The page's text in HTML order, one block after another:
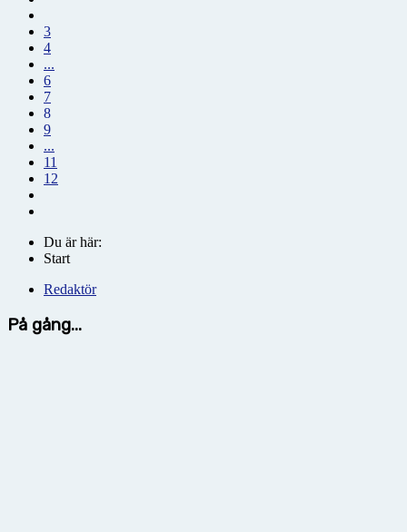
3
4
...
6
7
8
9
...
11
12
Du är här:
Start
Redaktör
På gång...